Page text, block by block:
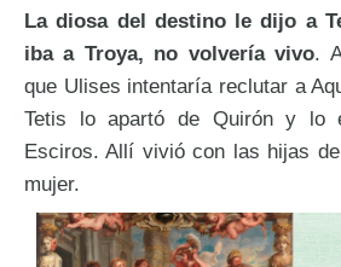
La diosa del destino le dijo a
iba a Troya, no volvería vivo.
que Ulises intentaría reclutar a
Tetis lo apartó de Quirón y lo
Esciros. Allí vivió con las hijas
mujer.